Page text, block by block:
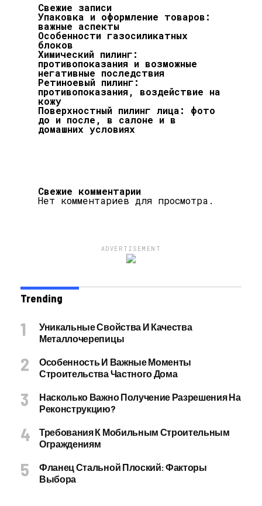
Свежие записи
Упаковка и оформление товаров:
важные аспекты
Особенности газосиликатных
блоков
Химический пилинг:
противопоказания и возможные
негативные последствия
Ретиноевый пилинг:
противопоказания, воздействие на
кожу
Поверхностный пилинг лица: фото
до и после, в салоне и в
домашних условиях
Свежие комментарии
Нет комментариев для просмотра.
ADVERTISEMENT
Trending
Уникальные Свойства И Качества
Металлочерепицы
Особенность И Важные Моменты
Строительства Частного Дома
Насколько Важно Получение Разрешения На
Реконструкцию?
Требования К Мобильным Строительным
Ограждениям
Фланец Стальной Плоский: Факторы
Выбора